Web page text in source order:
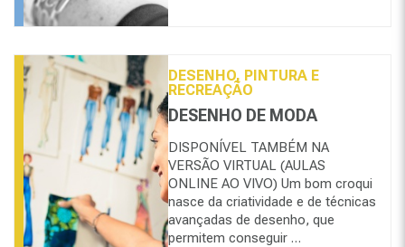
DESENHO, PINTURA E
RECREAÇÃO
DESENHO DE MODA
DISPONÍVEL TAMBÉM NA
VERSÃO VIRTUAL (AULAS
ONLINE AO VIVO) Um bom croqui
nasce da criatividade e de técnicas
avançadas de desenho, que
permitem conseguir …